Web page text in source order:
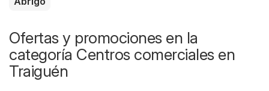
Ofertas y promociones en la
categoría Centros comerciales en
Traiguén